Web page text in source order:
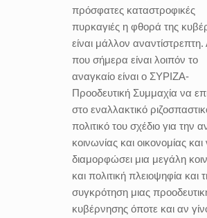
πρόσφατες καταστροφικές
πυρκαγιές η φθορά της
είναι μάλλον αναντίστρεπτη.
που σήμερα είναι λοιπόν το
αναγκαίο είναι ο ΣΥΡΙΖΑ-
Προοδευτική Συμμαχία να
στο εναλλακτικό
πολιτικό του σχέδιο για την
κοινωνίας και οικονομίας και
διαμορφώσει μια μεγάλη
και πολιτική πλειοψηφία και
συγκρότηση μιας
κυβέρνησης όποτε και αν